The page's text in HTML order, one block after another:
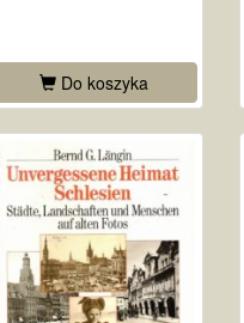
Do koszyka